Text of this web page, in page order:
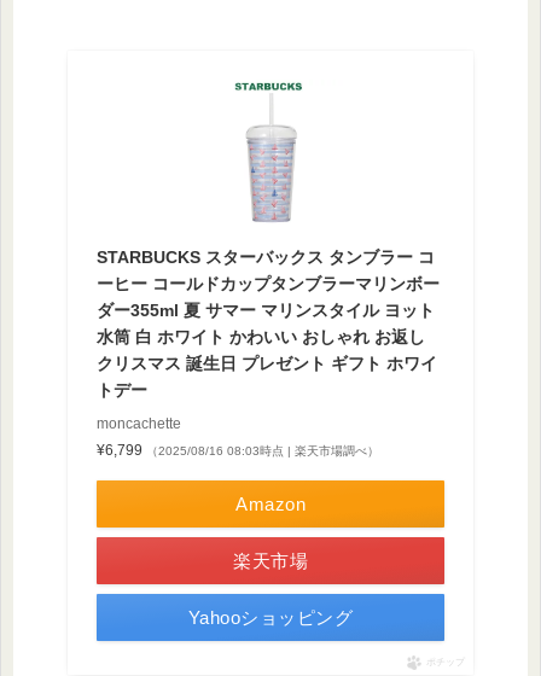
STARBUCKS スターバックス タンブラー コ
ーヒー コールドカップタンブラーマリンボー
ダー355ml 夏 サマー マリンスタイル ヨット
水筒 白 ホワイト かわいい おしゃれ お返し
クリスマス 誕生日 プレゼント ギフト ホワイ
トデー
moncachette
¥6,799
（2025/08/16 08:03時点 | 楽天市場調べ）
Amazon
楽天市場
Yahooショッピング
ポチップ